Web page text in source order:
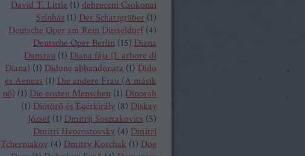
David T. Little (1) debreceni Csokonai
Színház (1) Der Schatzgräber (1)
Deutsche Oper am Rein Düsseldorf (4)
Deutsche Oper Berlin (15) Diana
Damrau (1) Diana fája (L arbore di
Diana) (1) Didone abbandonata (1) Dido
és Aeneas (1) Die andere Frau (A másik
nő) (1) Die ensten Menschen (1) Dinorah
(1) Diótörő és Egérkirály (8) Diskay
József (1) Dmitrij Sosztakovics (5)
Dmitri Hvorostovsky (4) Dmitri
Tcherniakov (4) Dmitry Korchak (1) Dog